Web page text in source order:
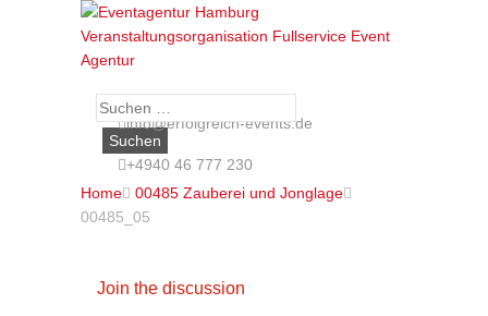
Suche
nach:info@erfolgreich-events.de
+4940 46 777 230
Home 00485 Zauberei und Jonglage
00485_05
Join the discussion